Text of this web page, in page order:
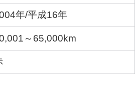
年/平成16年
～65,000km